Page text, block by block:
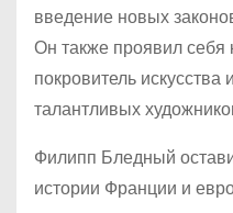
введение новых
Он также проявил себя
покровитель
талантливых
Филипп Бледный
истории Франции и